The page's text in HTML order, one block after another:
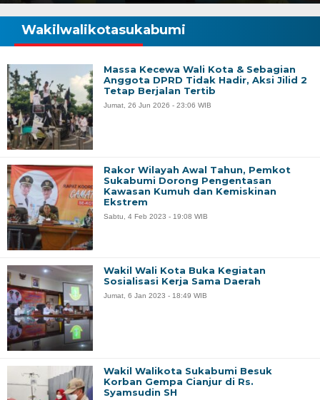
Wakilwalikotasukabumi
Massa Kecewa Wali Kota & Sebagian
Anggota DPRD Tidak Hadir, Aksi Jilid 2
Tetap Berjalan Tertib
Jumat, 26 Jun 2026 - 23:06 WIB
Rakor Wilayah Awal Tahun, Pemkot
Sukabumi Dorong Pengentasan
Kawasan Kumuh dan Kemiskinan
Ekstrem
Sabtu, 4 Feb 2023 - 19:08 WIB
Wakil Wali Kota Buka Kegiatan
Sosialisasi Kerja Sama Daerah
Jumat, 6 Jan 2023 - 18:49 WIB
Wakil Walikota Sukabumi Besuk
Korban Gempa Cianjur di Rs.
Syamsudin SH